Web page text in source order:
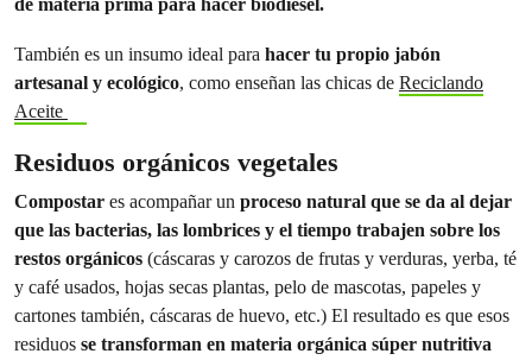
También es un insumo ideal para hacer tu propio jabón
artesanal y ecológico, como enseñan las chicas de Reciclando
Aceite
Residuos orgánicos vegetales
Compostar es acompañar un proceso natural que se da al dejar
que las bacterias, las lombrices y el tiempo trabajen sobre los
restos orgánicos (cáscaras y carozos de frutas y verduras, yerba, té
y café usados, hojas secas plantas, pelo de mascotas, papeles y
cartones también, cáscaras de huevo, etc.) El resultado es que esos
residuos se transforman en materia orgánica súper nutritiva